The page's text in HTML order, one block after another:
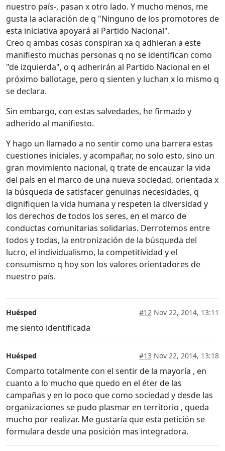
nuestro país-, pasan x otro lado. Y mucho menos, me
gusta la aclaración de q "Ninguno de los promotores de
esta iniciativa apoyará al Partido Nacional".
Creo q ambas cosas conspiran xa q adhieran a este
manifiesto muchas personas q no se identifican como
"de izquierda", o q adherirán al Partido Nacional en el
próximo ballotage, pero q sienten y luchan x lo mismo q
se declara.
Sin embargo, con estas salvedades, he firmado y
adherido al manifiesto.
Y hago un llamado a no sentir como una barrera estas
cuestiones iniciales, y acompañar, no solo esto, sino un
gran movimiento nacional, q trate de encauzar la vida
del país en el marco de una nueva sociedad, orientada x
la búsqueda de satisfacer genuinas necesidades, q
dignifiquen la vida humana y respeten la diversidad y
los derechos de todos los seres, en el marco de
conductas comunitarias solidarias. Derrotemos entre
todos y todas, la entronización de la búsqueda del
lucro, el individualismo, la competitividad y el
consumismo q hoy son los valores orientadores de
nuestro país.
Huésped #12 Nov 22, 2014, 13:11
me siento identificada
Huésped #13 Nov 22, 2014, 13:18
Comparto totalmente con el sentir de la mayoría , en
cuanto a lo mucho que quedo en el éter de las
campañas y en lo poco que como sociedad y desde las
organizaciones se pudo plasmar en territorio , queda
mucho por realizar. Me gustaría que esta petición se
formulara desde una posición mas integradora.